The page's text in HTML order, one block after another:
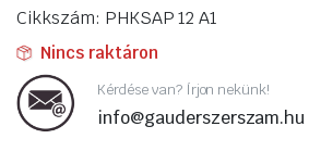
Cikkszám: PHKSAP 12 A1
Nincs raktáron
Kérdése van? Írjon nekünk!
info@gauderszerszam.hu